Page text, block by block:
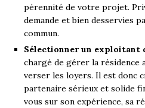
pérennité de votre projet.
demande et bien desservies
commun.
Sélectionner un exploitant
chargé de gérer la résidence
verser les loyers. Il est donc
partenaire sérieux et solide
vous sur son expérience, sa